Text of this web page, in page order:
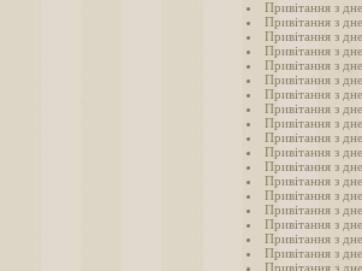
Привітання з
Привітання з
Привітання з
Привітання з
Привітання з
Привітання з
Привітання з
Привітання з
Привітання з
Привітання з
Привітання з
Привітання з
Привітання з
Привітання з
Привітання з
Привітання з
Привітання з
Привітання з
Привітання з